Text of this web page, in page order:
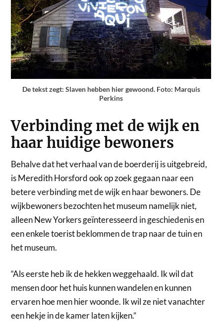
De tekst zegt: Slaven hebben hier gewoond. Foto: Marquis
Perkins
Verbinding met de wijk en
haar huidige bewoners
Behalve dat het verhaal van de boerderij is uitgebreid,
is Meredith Horsford ook op zoek gegaan naar een
betere verbinding met de wijk en haar bewoners. De
wijkbewoners bezochten het museum namelijk niet,
alleen New Yorkers geïnteresseerd in geschiedenis en
een enkele toerist beklommen de trap naar de tuin en
het museum.
“Als eerste heb ik de hekken weggehaald. Ik wil dat
mensen door het huis kunnen wandelen en kunnen
ervaren hoe men hier woonde. Ik wil ze niet vanachter
een hekje in de kamer laten kijken.”